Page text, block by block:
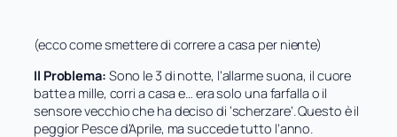
(ecco come smettere di correre a casa per niente)
Il Problema: Sono le 3 di notte, l’allarme suona, il cuore
batte a mille, corri a casa e… era solo una farfalla o il
sensore vecchio che ha deciso di ‘scherzare’. Questo è il
peggior Pesce d’Aprile, ma succede tutto l’anno.